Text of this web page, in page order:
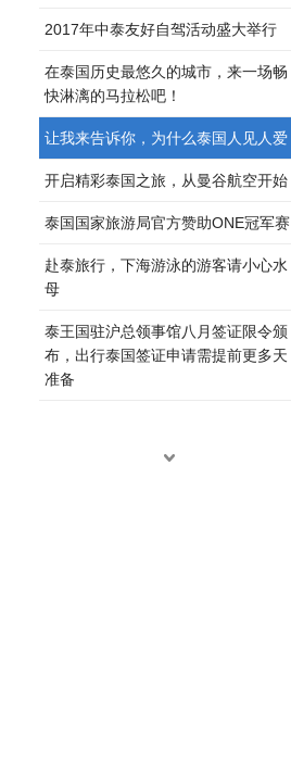
2017年中泰友好自驾活动盛大举行
在泰国历史最悠久的城市，来一场畅
快淋漓的马拉松吧！
让我来告诉你，为什么泰国人见人爱
开启精彩泰国之旅，从曼谷航空开始
泰国国家旅游局官方赞助ONE冠军赛
赴泰旅行，下海游泳的游客请小心水
母
泰王国驻沪总领事馆八月签证限令颁
布，出行泰国签证申请需提前更多天
准备